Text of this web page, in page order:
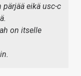
eikä usc-c
on itselle